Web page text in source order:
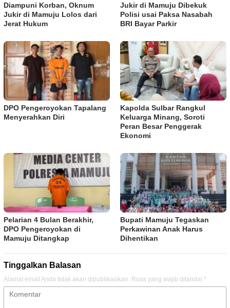
Diampuni Korban, Oknum
Jukir di Mamuju Lolos dari
Jerat Hukum
Jukir di Mamuju Dibekuk
Polisi usai Paksa Nasabah
BRI Bayar Parkir
DPO Pengeroyokan Tapalang
Menyerahkan Diri
Kapolda Sulbar Rangkul
Keluarga Minang, Soroti
Peran Besar Penggerak
Ekonomi
Pelarian 4 Bulan Berakhir,
DPO Pengeroyokan di
Mamuju Ditangkap
Bupati Mamuju Tegaskan
Perkawinan Anak Harus
Dihentikan
Tinggalkan Balasan
Alamat email Anda tidak akan dipublikasikan. Ruas yang wajib ditandai *